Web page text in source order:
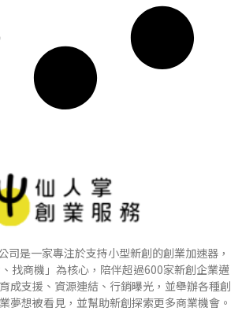
司是一家專注於支持小型新創的創業加速器，
找商機」為核心，陪伴超過600家新創企業邁
成支援、資源連結、行銷曝光，並舉辦各種創
夢想被看見，並幫助新創探索更多商業機會。